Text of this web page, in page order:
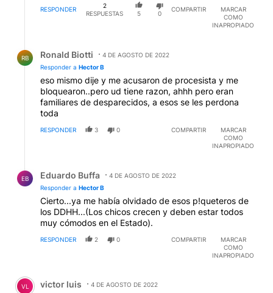
RESPONDER
2
RESPUESTAS
5 0
COMPARTIR
MARCAR
COMO
INAPROPIADO
RB Ronald Biotti
4 DE AGOSTO DE 2022
Responder a Hector B
eso mismo dije y me acusaron de procesista y me
bloquearon..pero ud tiene razon, ahhh pero eran
familiares de desparecidos, a esos se les perdona
toda
RESPONDER 3 0 COMPARTIR
MARCAR
COMO
INAPROPIADO
EB Eduardo Buffa
4 DE AGOSTO DE 2022
Responder a Hector B
Cierto...ya me había olvidado de esos p!queteros de
los DDHH...(Los chicos crecen y deben estar todos
muy cómodos en el Estado).
RESPONDER 2 0 COMPARTIR
MARCAR
COMO
INAPROPIADO
Comentario de victor luis.
VL victor luis 4 DE AGOSTO DE 2022